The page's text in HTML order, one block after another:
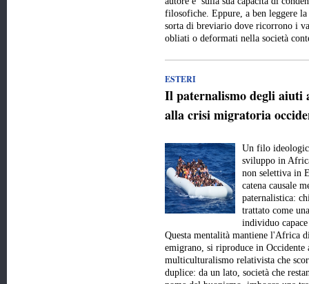
filosofiche. Eppure, a ben leggere la
sorta di breviario dove ricorrono i
obliati o deformati nella società
ESTERI
Il paternalismo degli aiuti
alla crisi migratoria
Un filo
sviluppo in
non selettiva in
catena causale
paternalistica:
trattato come
individuo
Questa mentalità mantiene l'Africa
emigrano, si riproduce in Occidente
multiculturalismo relativista che
duplice: da un lato, società che